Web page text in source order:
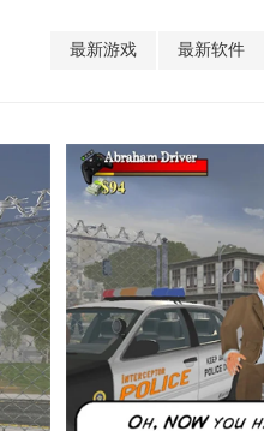
最新游戏 最新软件